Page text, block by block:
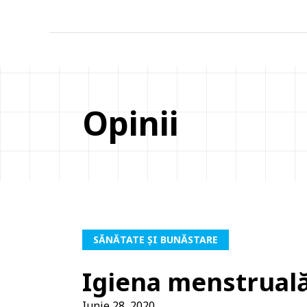
Opinii
SĂNĂTATE ȘI BUNĂSTARE
Igiena